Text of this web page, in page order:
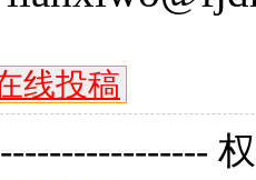
线投稿